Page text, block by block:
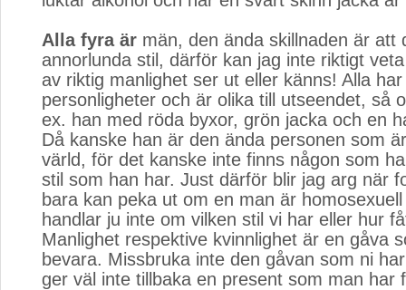
Alla fyra är män, den ända skillnaden är att
annorlunda stil, därför kan jag inte riktigt
av riktig manlighet ser ut eller känns! Alla
personligheter och är olika till utseendet, så
ex. han med röda byxor, grön jacka och en
Då kanske han är den ända personen som
värld, för det kanske inte finns någon som
stil som han har. Just därför blir jag arg när
bara kan peka ut om en man är
handlar ju inte om vilken stil vi har eller hur
Manlighet respektive kvinnlighet är en gåva
bevara. Missbruka inte den gåvan som ni
ger väl inte tillbaka en present som man har